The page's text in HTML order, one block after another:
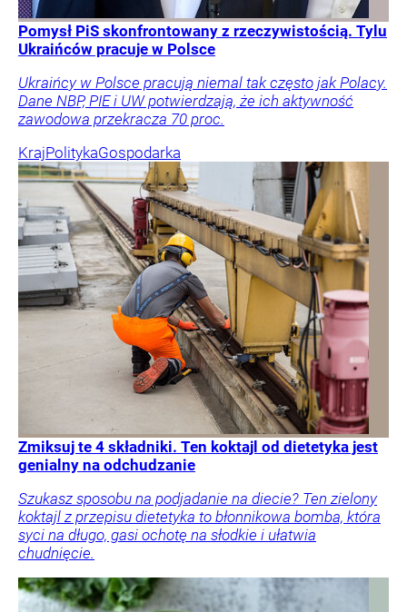
Pomysł PiS skonfrontowany z rzeczywistością. Tylu
Ukraińców pracuje w Polsce
Ukraińcy w Polsce pracują niemal tak często jak Polacy.
Dane NBP, PIE i UW potwierdzają, że ich aktywność
zawodowa przekracza 70 proc.
KrajPolitykaGospodarka
Zmiksuj te 4 składniki. Ten koktajl od dietetyka jest
genialny na odchudzanie
Szukasz sposobu na podjadanie na diecie? Ten zielony
koktajl z przepisu dietetyka to błonnikowa bomba, która
syci na długo, gasi ochotę na słodkie i ułatwia
chudnięcie.